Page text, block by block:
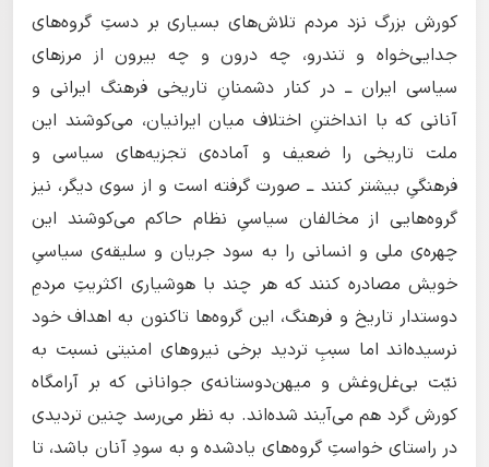
کورش بزرگ نزد مردم تلاش‌های بسیاری بر دستِ گروه‌‌های
جدایی‌خواه و تندرو، چه درون و چه بیرون از مرزهای
سیاسی ایران ــ در کنار دشمنانِ تاریخی فرهنگ ایرانی و
آنانی که با انداختنِ اختلاف میان ایرانیان، می‌کوشند این
ملت تاریخی را ضعیف و آماده‌ی تجزیه‌های سیاسی و
فرهنگیِ بیشتر کنند ــ صورت گرفته است و از سوی دیگر، نیز
گروه‌هایی از مخالفان سیاسیِ نظام حاکم می‌کوشند این
چهره‌ی ملی و انسانی را به سود جریان و سلیقه‌ی سیاسیِ
خویش مصادره کنند که هر چند با هوشیاری اکثریتِ مردمِ
دوستدار تاریخ و فرهنگ، این گروه‌ها تاکنون به اهداف خود
نرسیده‌اند اما سببِ تردید برخی نیروهای امنیتی نسبت به
نیّت بی‌غل‌وغش و میهن‌دوستانه‌ی جوانانی که بر آرامگاه
کورش گرد هم می‌آیند شده‌اند. به نظر می‌رسد چنین تردیدی
در راستای خواستِ گروه‌های یادشده و به سودِ آنان باشد، تا